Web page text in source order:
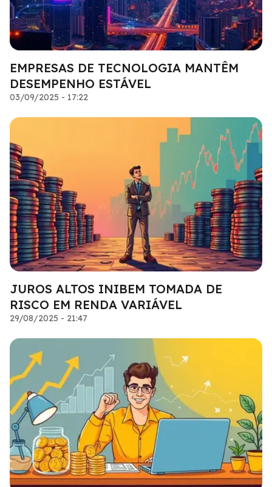
EMPRESAS DE TECNOLOGIA MANTÊM
DESEMPENHO ESTÁVEL
03/09/2025 - 17:22
JUROS ALTOS INIBEM TOMADA DE
RISCO EM RENDA VARIÁVEL
29/08/2025 - 21:47